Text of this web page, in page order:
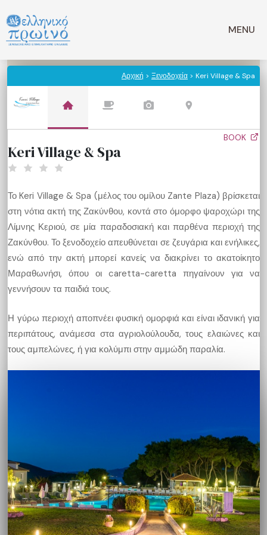
σε
περιεχόμενο
MENU
Αρχική > Ξενοδοχεία > Keri Village & Spa
BOOK
Keri Village & Spa
Το Keri Village & Spa (μέλος του ομίλου Zante Plaza) βρίσκεται
στη νότια ακτή της Ζακύνθου, κοντά στο όμορφο ψαροχώρι της
Λίμνης Κεριού, σε μία παραδοσιακή και παρθένα περιοχή της
Ζακύνθου. Το ξενοδοχείο απευθύνεται σε ζευγάρια και ενήλικες,
ενώ από την ακτή μπορεί κανείς να διακρίνει το ακατοίκητο
Μαραθωνήσι, όπου οι caretta-caretta πηγαίνουν για να
γεννήσουν τα παιδιά τους.
Η γύρω περιοχή αποπνέει φυσική ομορφιά και είναι ιδανική για
περιπάτους, ανάμεσα στα αγριολούλουδα, τους ελαιώνες και
τους αμπελώνες, ή για κολύμπι στην αμμώδη παραλία.